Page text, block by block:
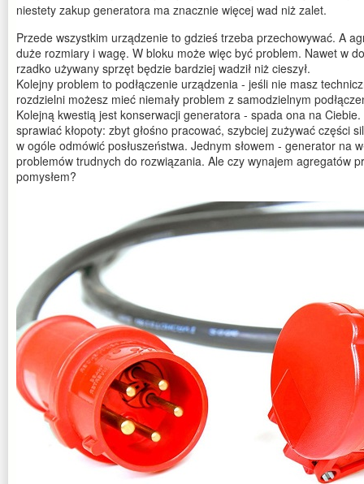
niestety zakup generatora ma znacznie więcej wad niż zalet.
Przede wszystkim urządzenie to gdzieś trzeba przechowywać. A
duże rozmiary i wagę. W bloku może więc być problem. Nawet w
rzadko używany sprzęt będzie bardziej wadził niż cieszył.
Kolejny problem to podłączenie urządzenia - jeśli nie masz
rozdzielni możesz mieć niemały problem z samodzielnym
Kolejną kwestią jest konserwacji generatora - spada ona na
sprawiać kłopoty: zbyt głośno pracować, szybciej zużywać części
w ogóle odmówić posłuszeństwa. Jednym słowem - generator na
problemów trudnych do rozwiązania. Ale czy wynajem agregatów
pomysłem?